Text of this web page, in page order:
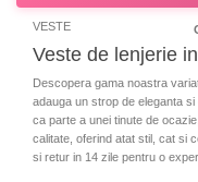
VESTE
Veste de lenjerie
Descopera gama noastra
adauga un strop de eleganta
ca parte a unei tinute de
calitate, oferind atat stil, cat si
si retur in 14 zile pentru o